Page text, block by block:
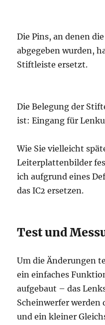
Die Pins, an denen
abgegeben wurden,
Stiftleiste ersetzt.
Die Belegung der
ist: Eingang für
Wie Sie vielleicht
Leiterplattenbilder
ich aufgrund eines
das IC2 ersetzen.
Test und
Um die Änderungen
ein einfaches
aufgebaut – das
Scheinwerfer werden
und ein kleiner